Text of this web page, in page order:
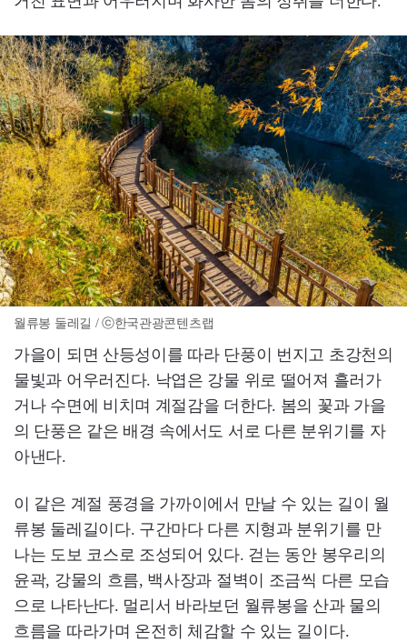
월류봉 둘레길 / ⓒ한국관광콘텐츠랩
가을이 되면 산등성이를 따라 단풍이 번지고 초강천의
물빛과 어우러진다. 낙엽은 강물 위로 떨어져 흘러가
거나 수면에 비치며 계절감을 더한다. 봄의 꽃과 가을
의 단풍은 같은 배경 속에서도 서로 다른 분위기를 자
아낸다.
이 같은 계절 풍경을 가까이에서 만날 수 있는 길이 월
류봉 둘레길이다. 구간마다 다른 지형과 분위기를 만
나는 도보 코스로 조성되어 있다. 걷는 동안 봉우리의
윤곽, 강물의 흐름, 백사장과 절벽이 조금씩 다른 모습
으로 나타난다. 멀리서 바라보던 월류봉을 산과 물의
흐름을 따라가며 온전히 체감할 수 있는 길이다.